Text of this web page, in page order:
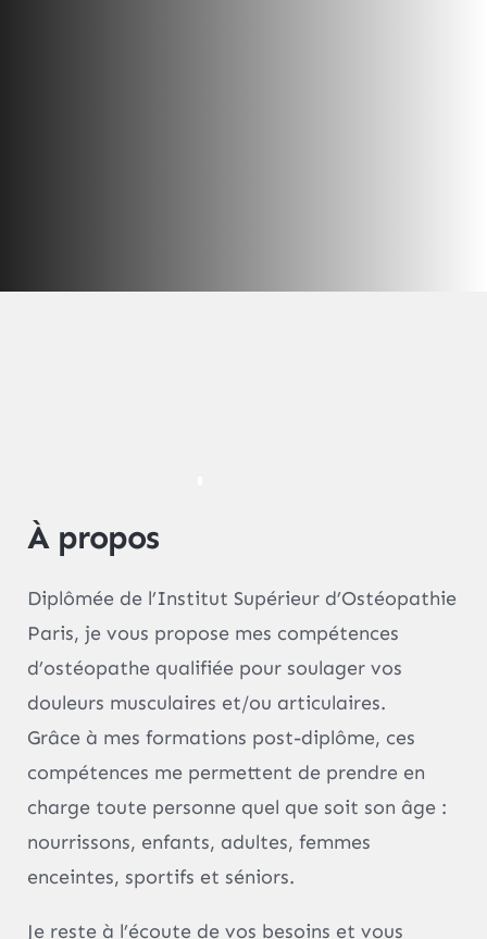
À propos
Diplômée de l’Institut Supérieur d’Ostéopathie
Paris, je vous propose mes compétences
d’ostéopathe qualifiée pour soulager vos
douleurs musculaires et/ou articulaires.
Grâce à mes formations post-diplôme, ces
compétences me permettent de prendre en
charge toute personne quel que soit son âge :
nourrissons, enfants, adultes, femmes
enceintes, sportifs et séniors.
Je reste à l’écoute de vos besoins et vous